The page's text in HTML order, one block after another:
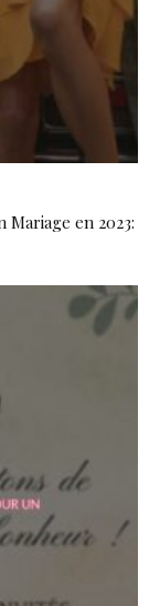
en 2023: